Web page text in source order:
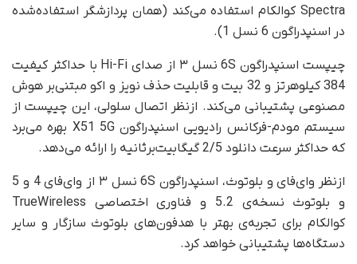
Spectra کوالکام استفاده می‌کند (همان پردازشگر استفاده‌شده
در اسنپدراگون 6 نسل 1).
چیپست اسنپدراگون 6S نسل ۳ از صدای Hi-Fi با حداکثر کیفیت
384 کیلوهرتز و 32 بیت و قابلیت حذف نویز و اکو مبتنی‌بر هوش
مصنوعی پشتیبانی می‌کند. از‌نظر اتصال سلولی، این چیپست از
سیستم مودم-فرکانس رادیویی اسنپدراگون X51 5G بهره می‌برد
که حداکثر سرعت دانلود 2/5 گیگابیت‌بر‌ثانیه را ارائه می‌دهد.
از‌نظر وای‌فای و بلوتوث، اسنپدراگون 6S نسل ۳ از وای‌فای 4 و 5
و بلوتوث نسخه‌ی 5.2 و فناوری اختصاصی TrueWireless
کوالکام برای تجربه‌ی بهتر با هدفون‌های بلوتوث سازگار و سایر
دستگاه‌ها پشتیبانی خواهد کرد.